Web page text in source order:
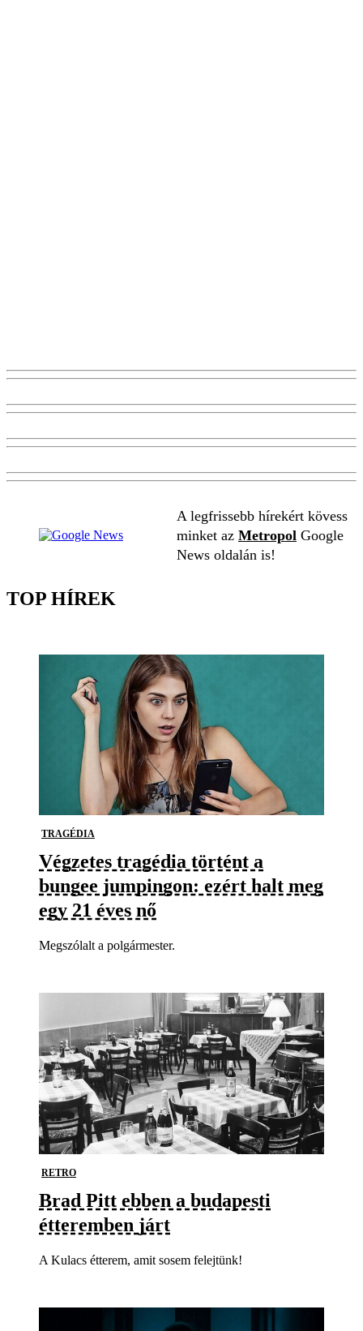
A legfrissebb hírekért kövess
minket az Metropol Google
News oldalán is!
TOP HÍREK
TRAGÉDIA
Végzetes tragédia történt a
bungee jumpingon: ezért halt meg
egy 21 éves nő
Megszólalt a polgármester.
RETRO
Brad Pitt ebben a budapesti
étteremben járt
A Kulacs étterem, amit sosem felejtünk!